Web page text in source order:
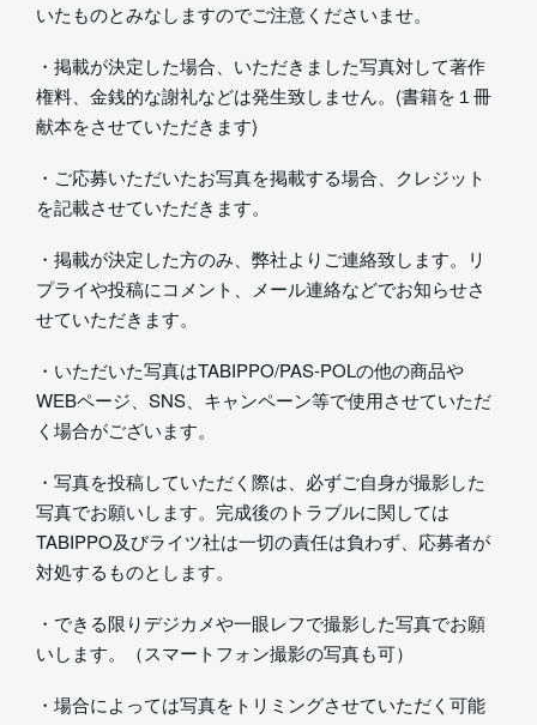
いたものとみなしますのでご注意くださいませ。
・掲載が決定した場合、いただきました写真対して著作
権料、金銭的な謝礼などは発生致しません。(書籍を１冊
献本をさせていただきます)
・ご応募いただいたお写真を掲載する場合、クレジット
を記載させていただきます。
・掲載が決定した方のみ、弊社よりご連絡致します。リ
プライや投稿にコメント、メール連絡などでお知らせさ
せていただきます。
・いただいた写真はTABIPPO/PAS-POLの他の商品や
WEBページ、SNS、キャンペーン等で使用させていただ
く場合がございます。
・写真を投稿していただく際は、必ずご自身が撮影した
写真でお願いします。完成後のトラブルに関しては
TABIPPO及びライツ社は一切の責任は負わず、応募者が
対処するものとします。
・できる限りデジカメや一眼レフで撮影した写真でお願
いします。（スマートフォン撮影の写真も可）
・場合によっては写真をトリミングさせていただく可能